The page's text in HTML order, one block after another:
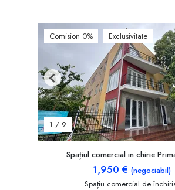
Comision 0% Exclusivitate
1 / 9
Previous
Spațiul comercial in chirie
1,950 € (negociabil)
Spațiu comercial de